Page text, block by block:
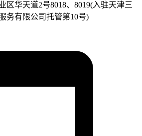
区华天道2号8018、8019(入驻天津三
务有限公司托管第10号)